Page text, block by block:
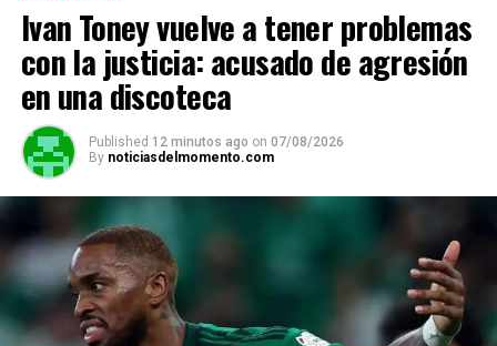
Ivan Toney vuelve a tener problemas
con la justicia: acusado de agresión
en una discoteca
Published 12 minutos ago on 07/08/2026
By noticiasdelmomento.com